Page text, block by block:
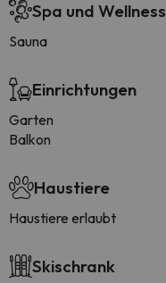
Spa und Wellness
Sauna
Einrichtungen
Garten
Balkon
Haustiere
Haustiere erlaubt
Skischrank